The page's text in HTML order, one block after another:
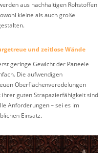
aus nachhaltigen Rohstoffen
kleine als auch große
und zeitlose Wände
geringe Gewicht der Paneele
Die aufwendigen
Oberflächenveredelungen
guten Strapazierfähigkeit sind
Anforderungen – sei es im
Einsatz.